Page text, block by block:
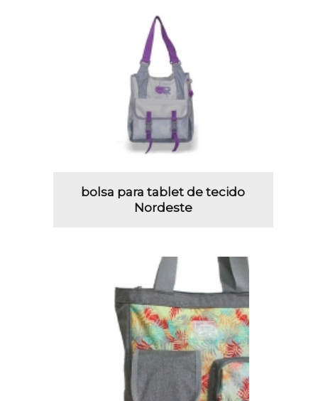
bolsa para tablet de tecido
Nordeste